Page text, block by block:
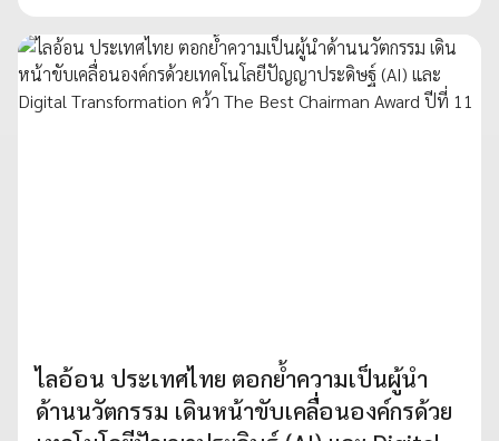
ไลอ้อน ประเทศไทย ตอกย้ำความเป็นผู้นำ
ด้านนวัตกรรม เดินหน้าขับเคลื่อนองค์กรด้วย